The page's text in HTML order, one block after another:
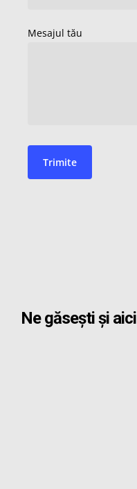
Ne găsești și aici